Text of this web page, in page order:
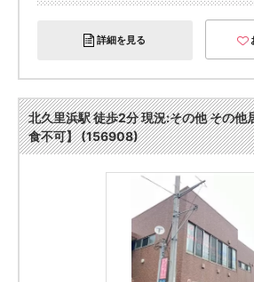
詳細を見る
北久里浜駅 徒歩2分 現況:その他 その他
食不可】 (156908)